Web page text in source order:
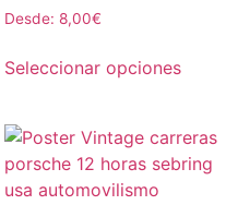
Desde: 8,00€
Seleccionar opciones